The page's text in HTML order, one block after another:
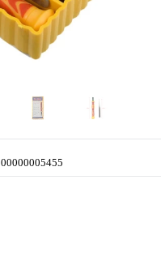
00000005455